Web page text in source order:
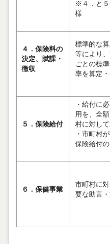
※４．と５
様
４．保険料の
決定、賦課・
徴収
標準的な
等により
ごとの標
率を算定
５．保険給付
・給付に
用を、全
村に対し
・市町村
保険給付
６．保健事業
市町村に
要な助言